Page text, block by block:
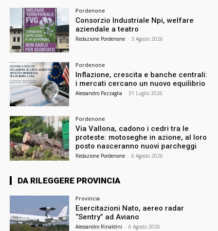
Pordenone
Consorzio Industriale Npi, welfare
aziendale a teatro
Redazione Pordenone - 3 Agosto 2026
Pordenone
Inflazione, crescita e banche centrali:
i mercati cercano un nuovo equilibrio
Alessandro Pazzaglia - 31 Luglio 2026
Pordenone
Via Vallona, cadono i cedri tra le
proteste: motoseghe in azione, al loro
posto nasceranno nuovi parcheggi
Redazione Pordenone - 6 Agosto 2026
DA RILEGGERE PROVINCIA
Provincia
Esercitazioni Nato, aereo radar
“Sentry” ad Aviano
Alessandro Rinaldini - 6 Agosto 2026